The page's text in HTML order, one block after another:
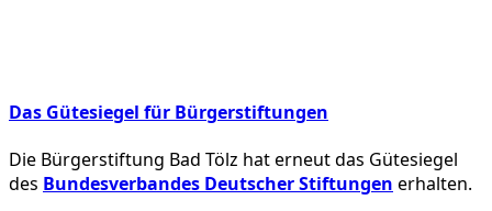
Das Gütesiegel für Bürgerstiftungen
Die Bürgerstiftung Bad Tölz hat erneut das Gütesiegel
des Bundesverbandes Deutscher Stiftungen erhalten.